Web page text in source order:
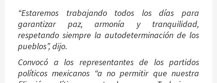
“Estaremos trabajando todos los días para
garantizar paz, armonía y tranquilidad,
respetando siempre la autodeterminación de los
pueblos”, dijo.
Convocó a los representantes de los partidos
políticos mexicanos “a no permitir que nuestra